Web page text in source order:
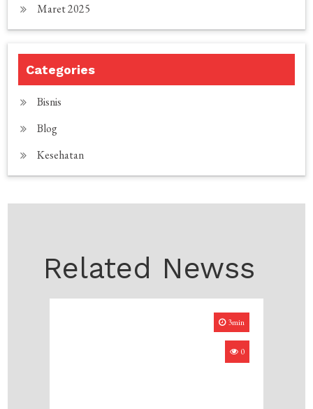
Maret 2025
Categories
Bisnis
Blog
Kesehatan
Related Newss
3min
0